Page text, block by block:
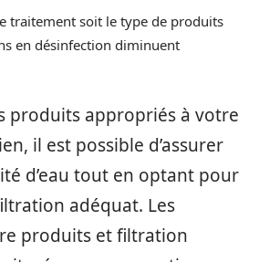
traitement soit le type de produits
en désinfection diminuent
produits appropriés à votre
il est possible d’assurer
d’eau tout en optant pour
adéquat. Les
produits et filtration